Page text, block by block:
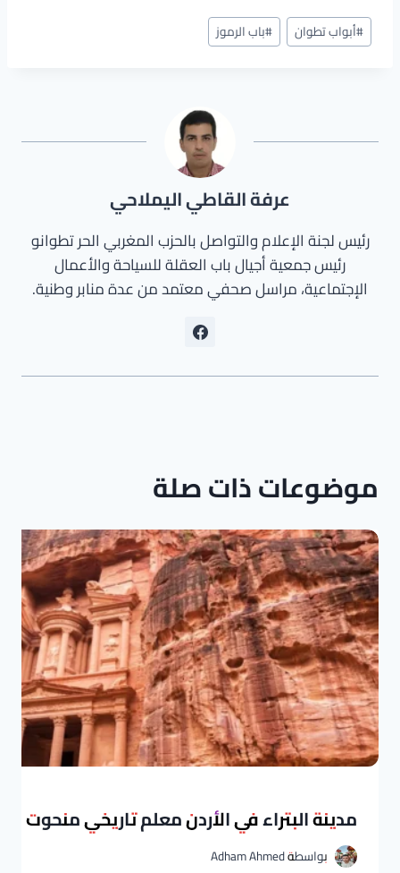
وسوم
المقال:
#أبواب تطوان #باب الرموز
عرفة القاطي اليملاحي
رئيس لجنة الإعلام والتواصل بالحزب المغربي الحر تطوانو
رئيس جمعية أجيال باب العقلة للسياحة والأعمال
الإجتماعية، مراسل صحفي معتمد من عدة منابر وطنية.
موضوعات ذات صلة
مدينة البتراء في الأردن معلم تاريخي منحوت
بواسطةAdham Ahmed